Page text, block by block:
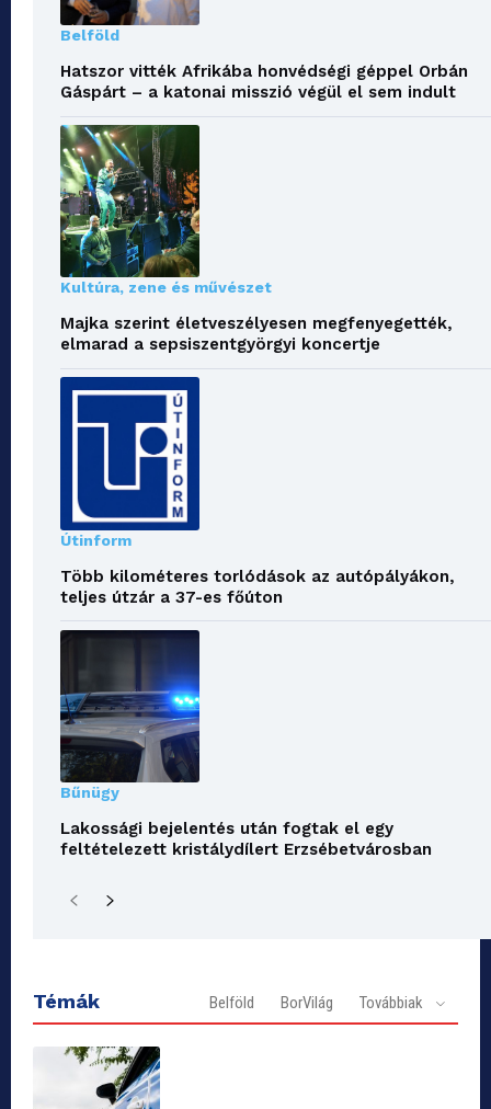
Belföld
Hatszor vitték Afrikába honvédségi géppel Orbán
Gáspárt – a katonai misszió végül el sem indult
Kultúra, zene és művészet
Majka szerint életveszélyesen megfenyegették,
elmarad a sepsiszentgyörgyi koncertje
Útinform
Több kilométeres torlódások az autópályákon,
teljes útzár a 37-es főúton
Bűnügy
Lakossági bejelentés után fogtak el egy
feltételezett kristálydílert Erzsébetvárosban
Témák Belföld BorVilág Továbbiak